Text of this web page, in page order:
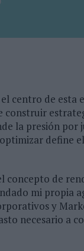
DE MARCA
centro de esta
construir
la presión por
define
concepto de
mi propia
y
necesario a